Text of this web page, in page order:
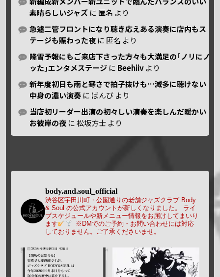
素晴らしいジャズ に 匿名 より
急遽二管フロントになり聴き応えある演奏に店内もス
テージも賑わった夜 に 匿名 より
降雪予報にもご来店下さった方々も大満足の｢ノリにノ
ッた｣エンタメステージ に Beehiiv より
新年度初日も雨と寒さで拍子抜けも…滅多に聴けない
中身の濃い演奏 に ばんび より
当店初リーダー出演の初々しい演奏を楽しんだ暖かい
お彼岸の夜 に松坂方士 より
body.and.soul_official
渋谷区宇田川町・公園通りの老舗ジャズクラブ Body
& Soul の公式アカウントが新しくなりました。
ライ
ブスケジュールや新メニュー情報をお届けしてまいり
ます
※DMでのご予約・お問い合わせには対応
しておりません。ご了承くださいませ。